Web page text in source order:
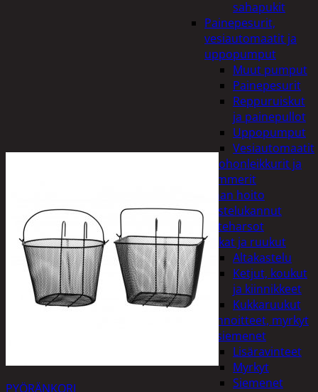
sahapukit
Painepesurit,
vesiautomaatit ja
uppopumput
Muut pumput
Painepesurit
Reppuruiskut
ja painepullot
Uppopumput
Vesiautomaatit
Ruohonleikkurit ja
trimmerit
Puutarhan hoito
Kastelukannut
Kateharsot
Kukat ja ruukut
Altakastelu
Ketjut, koukut
ja kiinnikkeet
Kukkaruukut
Lannoitteet, myrkyt
ja siemenet
Lisäravinteet
Myrkyt
Siemenet
PYÖRÄNKORI